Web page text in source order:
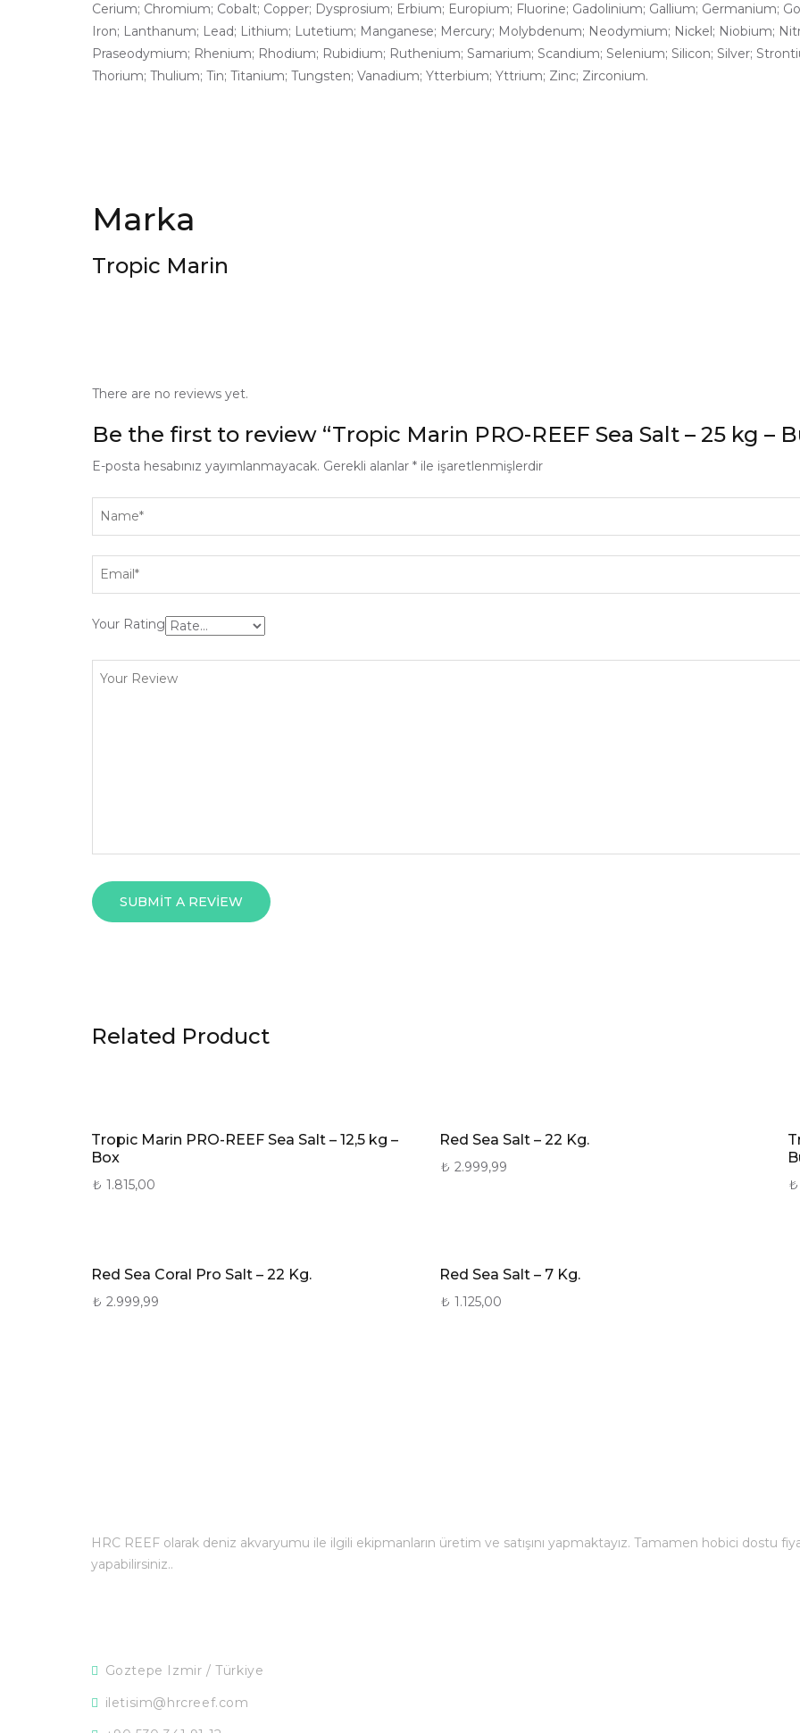
Cerium; Chromium; Cobalt; Copper; Dysprosium; Erbium; Europium; Fluorine; Gadolinium; Gallium; Germanium;
Iron; Lanthanum; Lead; Lithium; Lutetium; Manganese; Mercury; Molybdenum; Neodymium; Nickel; Niobium;
Praseodymium; Rhenium; Rhodium; Rubidium; Ruthenium; Samarium; Scandium; Selenium; Silicon; Silver;
Thorium; Thulium; Tin; Titanium; Tungsten; Vanadium; Ytterbium; Yttrium; Zinc; Zirconium.
Marka
Tropic Marin
There are no reviews yet.
Be the first to review “Tropic Marin PRO-REEF Sea Salt – 25 kg –
E-posta hesabınız yayımlanmayacak. Gerekli alanlar * ile işaretlenmişlerdir
Your Rating
Related Product
Tropic Marin PRO-REEF Sea Salt – 12,5 kg –
Box
₺ 1.815,00
Red Sea Salt – 22 Kg.
₺ 2.999,99
₺
Red Sea Coral Pro Salt – 22 Kg.
₺ 2.999,99
Red Sea Salt – 7 Kg.
₺ 1.125,00
HRC REEF olarak deniz akvaryumu ile ilgili ekipmanların üretim ve satışını yapmaktayız. Tamamen hobici dostu
yapabilirsiniz..
Goztepe Izmir / Türkiye
iletisim@hrcreef.com